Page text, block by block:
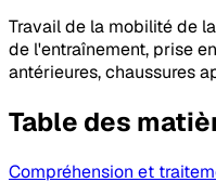
Travail de la mobilité de
de l'entraînement, prise
antérieures, chaussures
Table des
Compréhension et